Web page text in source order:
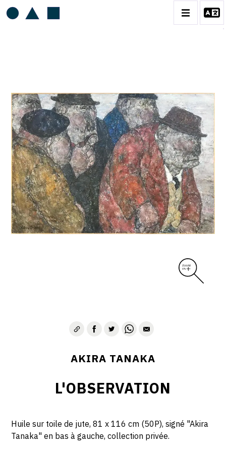
AKIRA TANAKA
BIOGRAPHIE
CATALOGUE DES OEUVRES
CONTACT
AKIRA TANAKA
L'OBSERVATION
Huile sur toile de jute, 81 x 116 cm (50P), signé "Akira
Tanaka" en bas à gauche, collection privée.